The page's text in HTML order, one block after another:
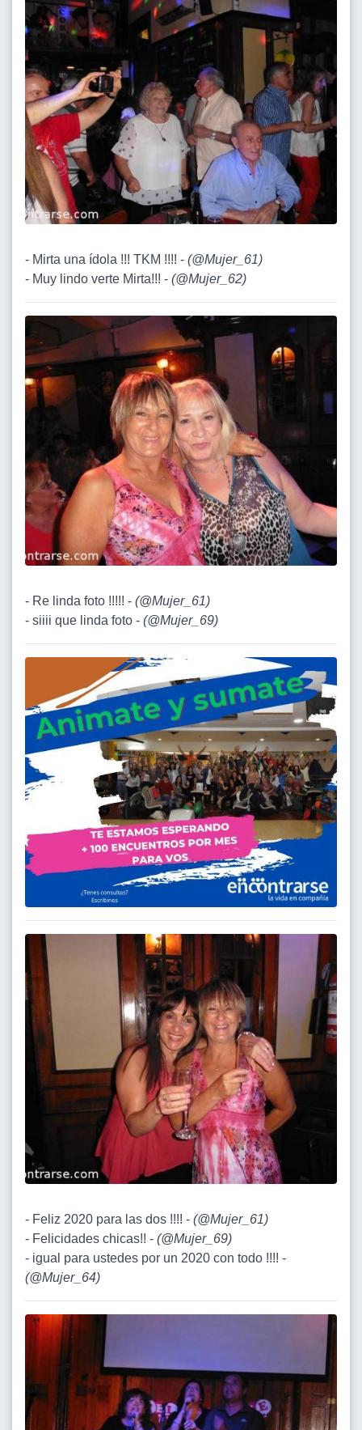
- Mirta una ídola !!! TKM !!!! - (@Mujer_61)
- Muy lindo verte Mirta!!! - (@Mujer_62)
- Re linda foto !!!!! - (@Mujer_61)
- siiii que linda foto - (@Mujer_69)
- Feliz 2020 para las dos !!!! - (@Mujer_61)
- Felicidades chicas!! - (@Mujer_69)
- igual para ustedes por un 2020 con todo !!!! -
(@Mujer_64)